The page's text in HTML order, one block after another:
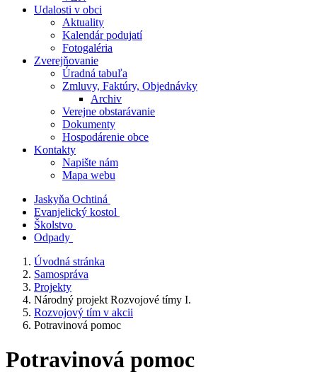
Udalosti v obci
Aktuality
Kalendár podujatí
Fotogaléria
Zverejňovanie
Úradná tabuľa
Zmluvy, Faktúry, Objednávky
Archiv
Verejne obstarávanie
Dokumenty
Hospodárenie obce
Kontakty
Napište nám
Mapa webu
Jaskyňa Ochtiná
Evanjelický kostol
Školstvo
Odpady
Úvodná stránka
Samospráva
Projekty
Národný projekt Rozvojové tímy I.
Rozvojový tím v akcii
Potravinová pomoc
Potravinová pomoc